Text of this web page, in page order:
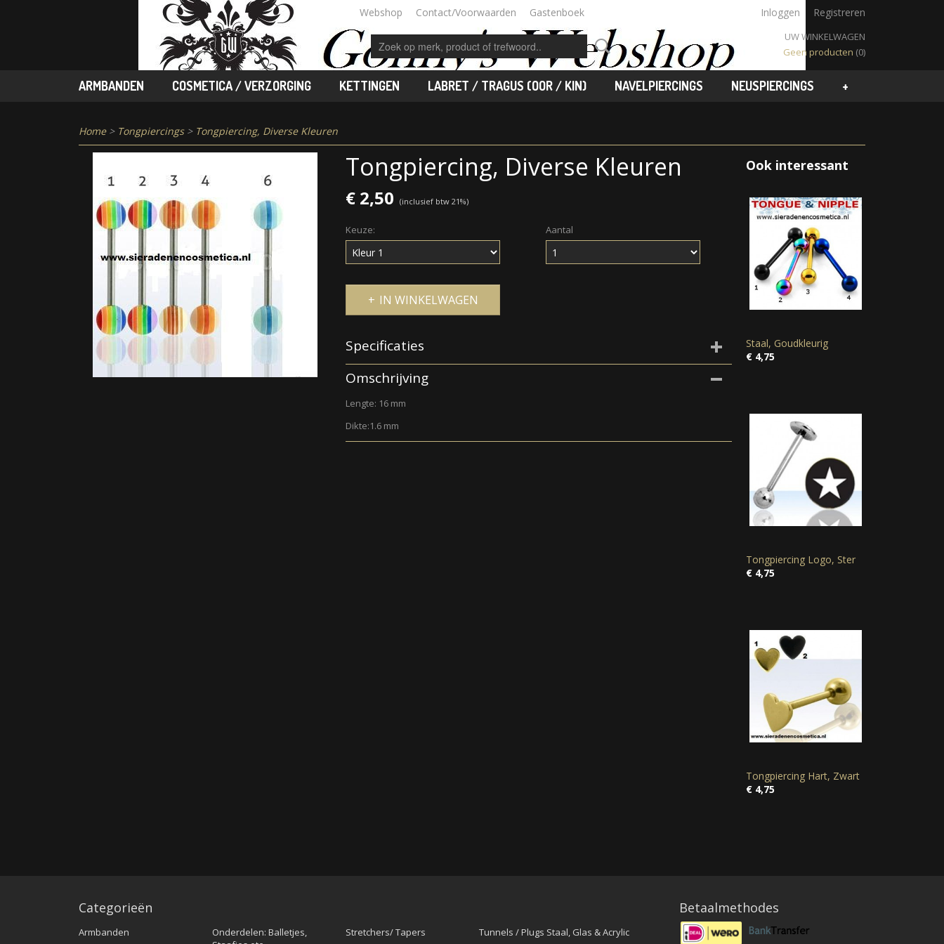
Webshop Contact/Voorwaarden Gastenboek Inloggen Registreren
UW WINKELWAGEN
Geen producten (0)
ARMBANDEN COSMETICA / VERZORGING KETTINGEN LABRET / TRAGUS (OOR / KIN) NAVELPIERCINGS NEUSPIERCINGS +
Home> Tongpiercings> Tongpiercing, Diverse Kleuren
Tongpiercing, Diverse Kleuren
€ 2,50 (inclusief btw 21%)
Keuze: Aantal
IN WINKELWAGEN
Specificaties
Productcode
Omschrijving
Lengte: 16 mm
Dikte:1.6 mm
Ook interessant
Staal, Goudkleurig
€ 4,75
Tongpiercing Logo, Ster
€ 4,75
Tongpiercing Hart, Zwart
€ 4,75
Categorieën
Armbanden
Onderdelen: Balletjes,
Stretchers/ Tapers
Tunnels / Plugs Staal, Glas & Acrylic
Betaalmethodes